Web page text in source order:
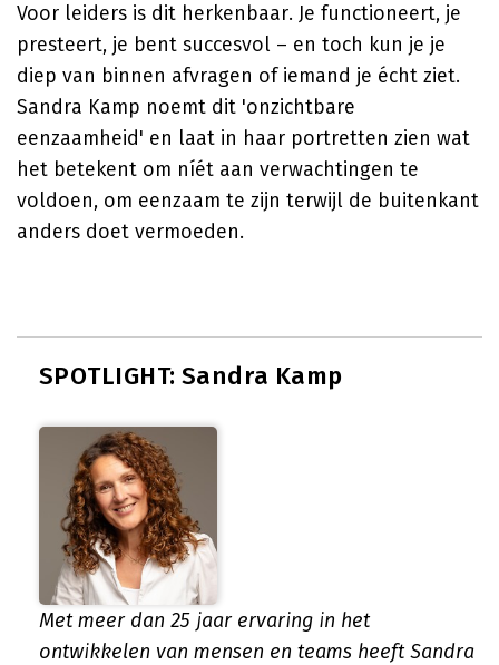
Voor leiders is dit herkenbaar. Je functioneert, je
presteert, je bent succesvol – en toch kun je je
diep van binnen afvragen of iemand je écht ziet.
Sandra Kamp noemt dit 'onzichtbare
eenzaamheid' en laat in haar portretten zien wat
het betekent om níét aan verwachtingen te
voldoen, om eenzaam te zijn terwijl de buitenkant
anders doet vermoeden.
SPOTLIGHT: Sandra Kamp
Met meer dan 25 jaar ervaring in het
ontwikkelen van mensen en teams heeft Sandra